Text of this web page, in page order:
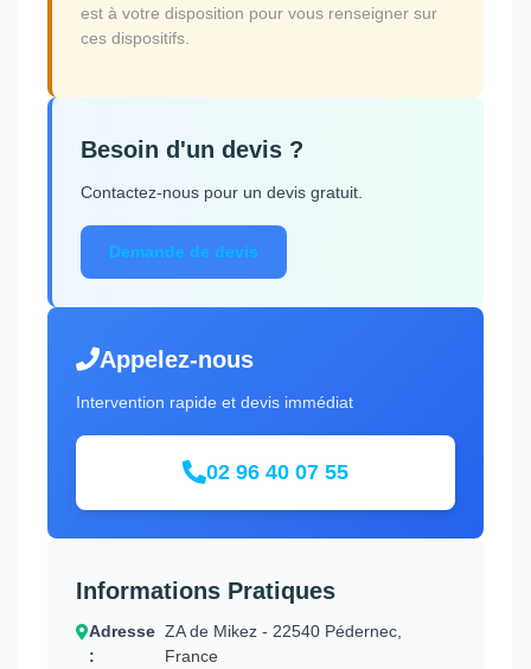
est à votre disposition pour vous renseigner sur
ces dispositifs.
Besoin d'un devis ?
Contactez-nous pour un devis gratuit.
Demande de devis
Appelez-nous
Intervention rapide et devis immédiat
02 96 40 07 55
Informations Pratiques
Adresse
:
ZA de Mikez - 22540 Pédernec,
France